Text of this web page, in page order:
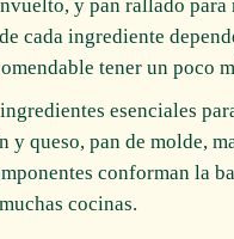
y pan rallado para
cada ingrediente
tener un poco
esenciales
y queso, pan de molde,
conforman la
cocinas.